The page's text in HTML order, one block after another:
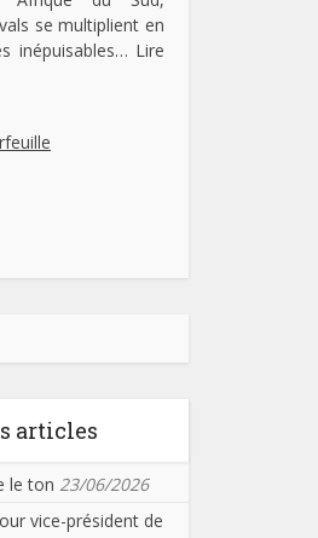
se multiplient en
inépuisables… Lire
articles
le ton 23/06/2026
vice-président de